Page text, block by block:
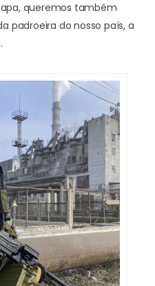
queremos também
padroeira do nosso país, a